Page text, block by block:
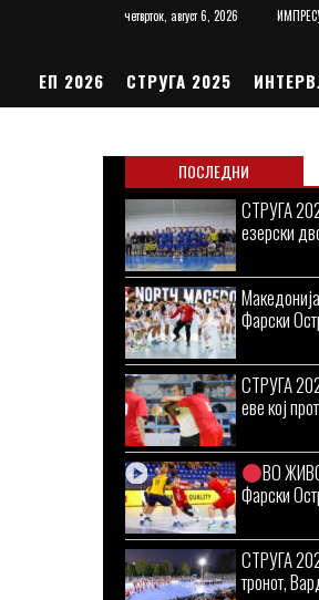
четврток, август 6, 2026
ЕП 2026 СТРУГА 2025
ПОСЛЕДНИ
СТРУГА
езерски
Фарски
СТРУГА
еве кој
ВО
Фарски
СТРУГА
тронот,